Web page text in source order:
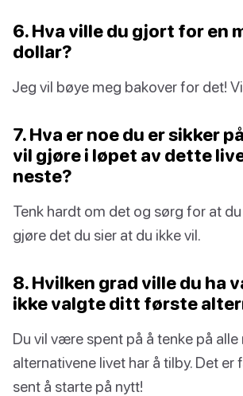
6. Hva ville du gjort for en
dollar?
Jeg vil bøye meg bakover for det!
7. Hva er noe du er sikker
vil gjøre i løpet av dette
neste?
Tenk hardt om det og sørg for at
gjøre det du sier at du ikke vil.
8. Hvilken grad ville du ha
ikke valgte ditt første
Du vil være spent på å tenke på
alternativene livet har å tilby. Det er
sent å starte på nytt!